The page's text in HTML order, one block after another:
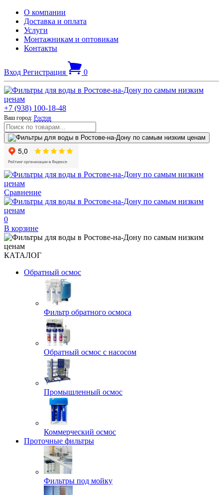
О компании
Доставка и оплата
Услуги
Монтажникам и оптовикам
Контакты
Вход Регистрация 0
+7 (938) 100-18-48
Ваш город: Ростов
Сравнение
0
В корзине
КАТАЛОГ
Обратный осмос
Фильтр обратного осмоса
Обратный осмос с насосом
Промышленный осмос
Коммерческий осмос
Проточные фильтры
Фильтры под мойку